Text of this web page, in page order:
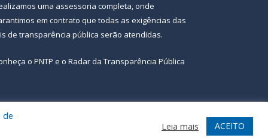
uma assessoria completa, onde
em contrato que todas as exigências das
de transparência pública serão atendidas.
o PNTP e o Radar da Transparência Pública
Acessar Webmail
de
Leia mais ACEITO